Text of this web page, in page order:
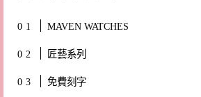
MAVEN WATCHES
匠藝系列
免費刻字